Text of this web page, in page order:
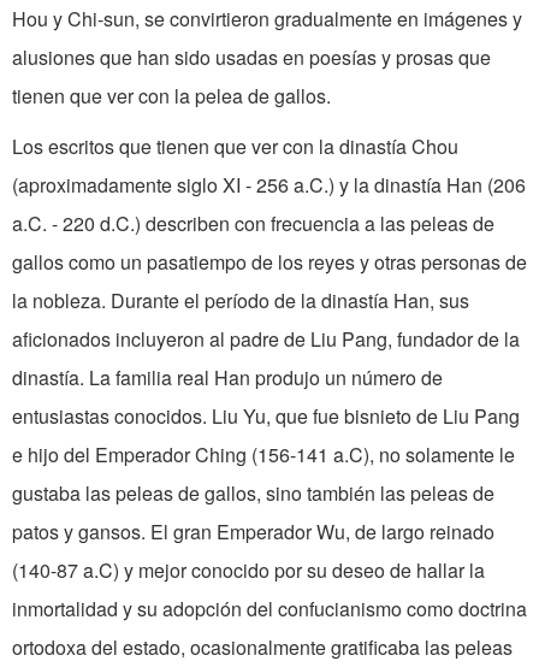
Hou y Chi-sun, se convirtieron gradualmente en imágenes y
alusiones que han sido usadas en poesías y prosas que
tienen que ver con la pelea de gallos.
Los escritos que tienen que ver con la dinastía Chou
(aproximadamente siglo XI - 256 a.C.) y la dinastía Han (206
a.C. - 220 d.C.) describen con frecuencia a las peleas de
gallos como un pasatiempo de los reyes y otras personas de
la no­bleza. Durante el período de la dinastía Han, sus
aficionados incluyeron al padre de Liu Pang, fundador de la
dinastía. La familia real Han produjo un número de
entusiastas conocidos. Liu Yu, que fue bisnieto de Liu Pang
e hijo del Empera­dor Ching (156-141 a.C), no solamente le
gustaba las peleas de gallos, sino tam­bién las peleas de
patos y gansos. El gran Emperador Wu, de largo reinado
(140-87 a.C) y mejor conocido por su deseo de hallar la
inmortalidad y su adop­ción del confucianismo como doctrina
ortodoxa del estado, ocasionalmente gra­tificaba las peleas